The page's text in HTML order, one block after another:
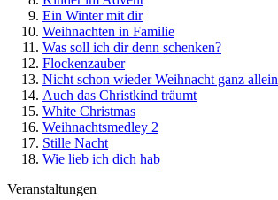
Ein Winter mit dir
Weihnachten in Familie
Was soll ich dir denn schenken?
Flockenzauber
Nicht schon wieder Weihnacht ganz allein
Auch das Christkind träumt
White Christmas
Weihnachtsmedley 2
Stille Nacht
Wie lieb ich dich hab
Veranstaltungen